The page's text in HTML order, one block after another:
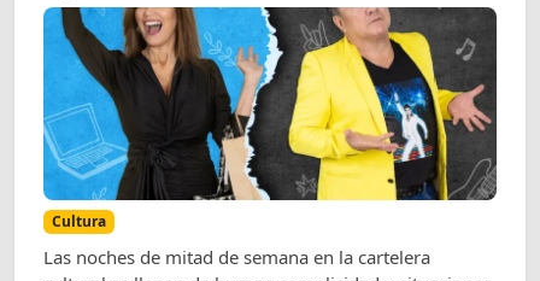
Cultura
Las noches de mitad de semana en la cartelera